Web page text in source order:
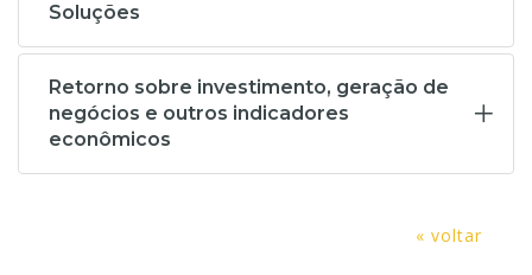
Soluções
Retorno sobre investimento, geração de
negócios e outros indicadores
econômicos
« voltar